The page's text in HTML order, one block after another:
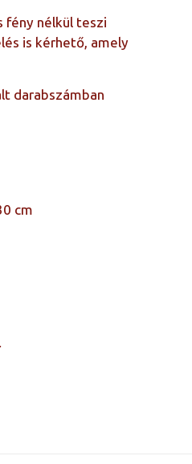
fény nélkül teszi
is kérhető, amely
darabszámban
cm